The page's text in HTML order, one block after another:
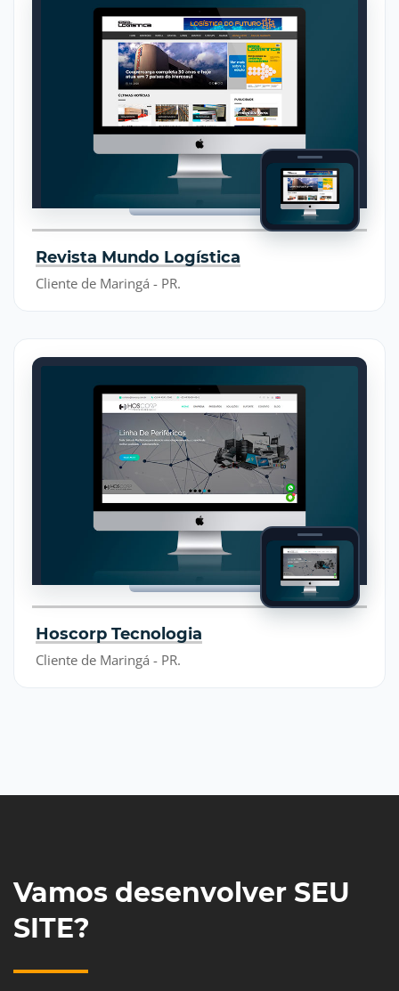
Revista Mundo Logística
Cliente de Maringá - PR.
Hoscorp Tecnologia
Cliente de Maringá - PR.
Vamos desenvolver SEU
SITE?